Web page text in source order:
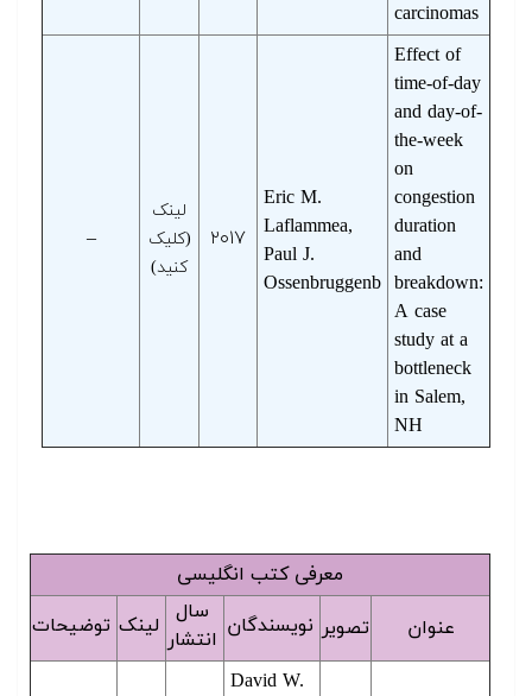
carcinomas
Effect of
time-of-day
and day-of-
the-week
on
congestion
duration
and
breakdown:
A case
study at a
bottleneck
in Salem,
NH
Eric M.
Laflammea,
Paul J.
Ossenbruggenb
۲۰۱۷
لینک
(کلیک
کنید)
–
معرفی کتب انگلیسی
عنوان تصویر نویسندگان
سال
انتشار
لینک توضیحات
David W.